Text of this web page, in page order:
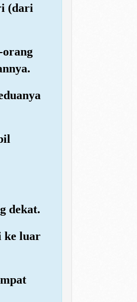
(dari
orang
dekat.
ke luar